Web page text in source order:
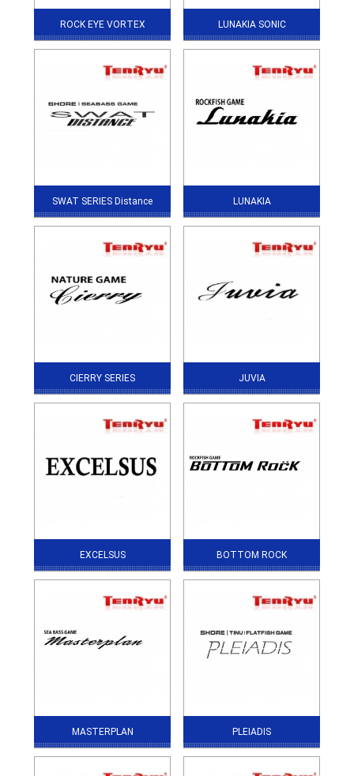
ROCK EYE VORTEX LUNAKIA SONIC
SWAT SERIES Distance LUNAKIA
CIERRY SERIES JUVIA
EXCELSUS BOTTOM ROCK
MASTERPLAN PLEIADIS